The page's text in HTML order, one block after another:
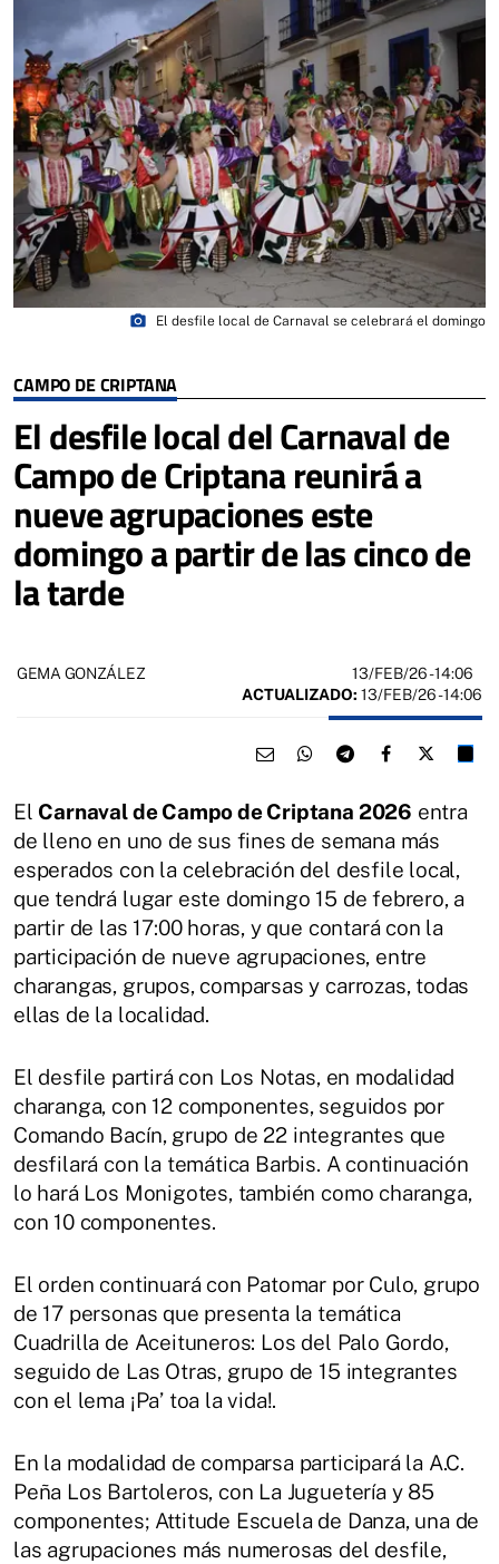
CAMPO DE CRIPTANA
El desfile local del Carnaval de
Campo de Criptana reunirá a
nueve agrupaciones este
domingo a partir de las cinco de
la tarde
photo_camera El desfile local de Carnaval se celebrará el domingo
GEMA GONZÁLEZ 13/FEB/26- 14:06
ACTUALIZADO: 13/FEB/26 - 14:06
El Carnaval de Campo de Criptana 2026 entra
de lleno en uno de sus fines de semana más
esperados con la celebración del desfile local,
que tendrá lugar este domingo 15 de febrero, a
partir de las 17:00 horas, y que contará con la
participación de nueve agrupaciones, entre
charangas, grupos, comparsas y carrozas, todas
ellas de la localidad.
El desfile partirá con Los Notas, en modalidad
charanga, con 12 componentes, seguidos por
Comando Bacín, grupo de 22 integrantes que
desfilará con la temática Barbis. A continuación
lo hará Los Monigotes, también como charanga,
con 10 componentes.
El orden continuará con Patomar por Culo, grupo
de 17 personas que presenta la temática
Cuadrilla de Aceituneros: Los del Palo Gordo,
seguido de Las Otras, grupo de 15 integrantes
con el lema ¡Pa’ toa la vida!.
En la modalidad de comparsa participará la A.C.
Peña Los Bartoleros, con La Juguetería y 85
componentes; Attitude Escuela de Danza, una de
las agrupaciones más numerosas del desfile,